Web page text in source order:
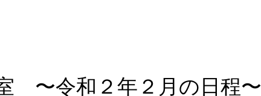
〜令和２年２月の日程〜